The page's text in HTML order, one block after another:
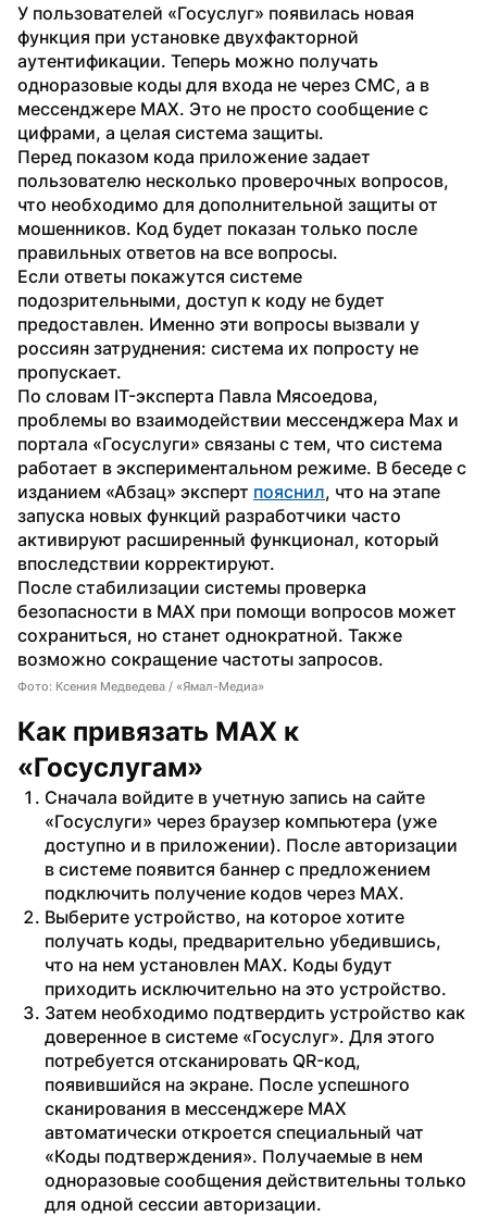
У пользователей «Госуслуг» появилась новая
функция при установке двухфакторной
аутентификации. Теперь можно получать
одноразовые коды для входа не через СМС, а в
мессенджере MAX. Это не просто сообщение с
цифрами, а целая система защиты.
Перед показом кода приложение задает
пользователю несколько проверочных вопросов,
что необходимо для дополнительной защиты от
мошенников. Код будет показан только после
правильных ответов на все вопросы.
Если ответы покажутся системе
подозрительными, доступ к коду не будет
предоставлен. Именно эти вопросы вызвали у
россиян затруднения: система их попросту не
пропускает.
По словам IT-эксперта Павла Мясоедова,
проблемы во взаимодействии мессенджера Max и
портала «Госуслуги» связаны с тем, что система
работает в экспериментальном режиме. В беседе с
изданием «Абзац» эксперт пояснил, что на этапе
запуска новых функций разработчики часто
активируют расширенный функционал, который
впоследствии корректируют.
После стабилизации системы проверка
безопасности в MAX при помощи вопросов может
сохраниться, но станет однократной. Также
возможно сокращение частоты запросов.
Фото: Ксения Медведева / «Ямал-Медиа»
Как привязать MAX к
«Госуслугам»
Сначала войдите в учетную запись на сайте
«Госуслуги» через браузер компьютера (уже
доступно и в приложении). После авторизации
в системе появится баннер с предложением
подключить получение кодов через MAX.
Выберите устройство, на которое хотите
получать коды, предварительно убедившись,
что на нем установлен MAX. Коды будут
приходить исключительно на это устройство.
Затем необходимо подтвердить устройство как
доверенное в системе «Госуслуг». Для этого
потребуется отсканировать QR-код,
появившийся на экране. После успешного
сканирования в мессенджере MAX
автоматически откроется специальный чат
«Коды подтверждения». Получаемые в нем
одноразовые сообщения действительны только
для одной сессии авторизации.